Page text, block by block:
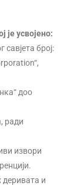
је усвојено:
број:
доо
ради
извори
деривата и